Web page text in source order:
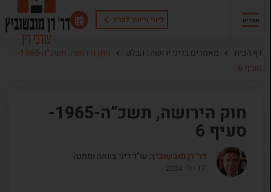
ליווי וייעוץ לעו"ד תפריט
דף הבית מאמרים בדיני ירושה : הבלוג
חוק הירושה, תשכ”ה-1965-
סעיף 6
חוק הירושה, תשכ”ה-1965-
סעיף 6
דר’ רן מובשוביץ,עו”ד דיני צוואה ומתנה